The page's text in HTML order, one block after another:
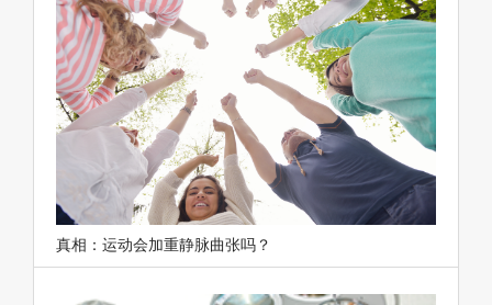
真相：运动会加重静脉曲张吗？